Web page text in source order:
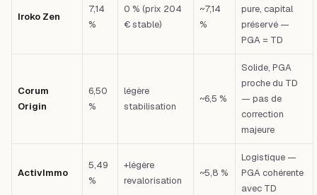
Iroko Zen
7,14
%
0 % (prix 204
€ stable)
~7,14
%
pure, capital
préservé —
PGA = TD
Corum
Origin
6,50
%
légère
stabilisation
~6,5 %
Solide, PGA
proche du TD
— pas de
correction
majeure
ActivImmo
5,49
%
+légère
revalorisation
~5,8 %
Logistique —
PGA cohérente
avec TD